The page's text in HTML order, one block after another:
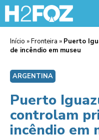
Início »Fronteira » Puerto
de incêndio em museu
ARGENTINA
Puerto
controlam
incêndio em